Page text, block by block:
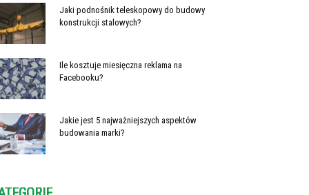
Jaki podnośnik teleskopowy do budowy
konstrukcji stalowych?
Ile kosztuje miesięczna reklama na
Facebooku?
Jakie jest 5 najważniejszych aspektów
budowania marki?